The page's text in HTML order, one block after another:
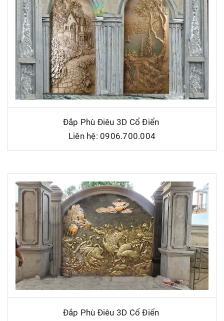
Đắp Phù Điêu 3D Cổ Điển
Liên hệ: 0906.700.004
Đắp Phù Điêu 3D Cổ Điển